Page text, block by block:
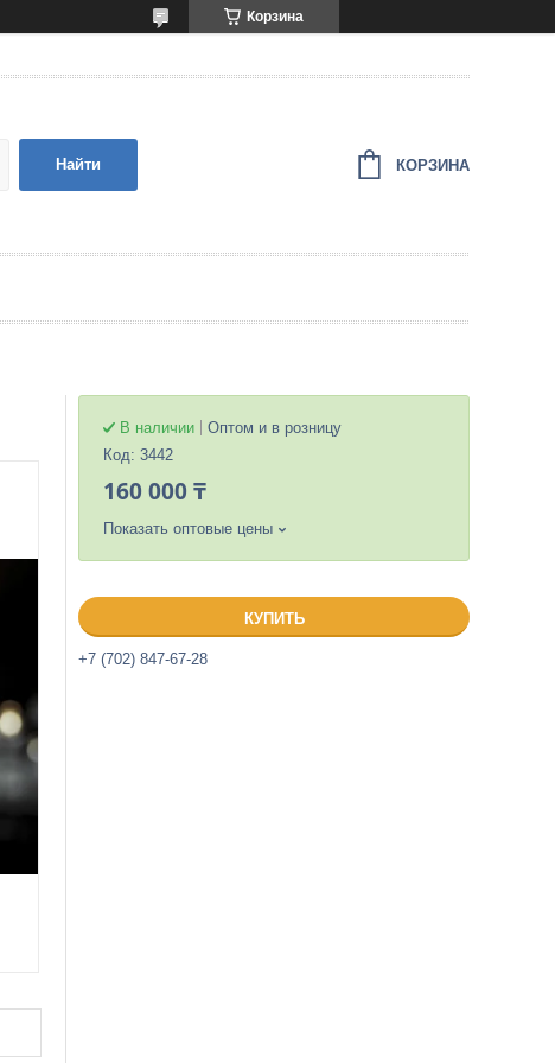
Корзина
Найти КОРЗИНА
В наличии
Оптом и в розницу
Код: 3442
160 000 ₸
Показать оптовые цены
КУПИТЬ
+7 (702) 847-67-28